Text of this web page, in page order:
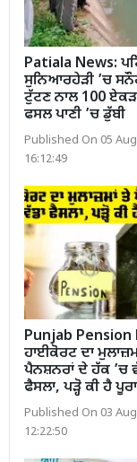
Patiala News:
ਸੁਨਿਆਰਹੇੜੀ ’ਚ
ਟੁੱਟਣ ਨਾਲ 100
ਫਸਲ ਪਾਣੀ ’ਚ ਡੁੱਬੀ
Published On 05
16:12:49
Punjab Pension
ਹਾਈਕੋਰਟ ਦਾ
ਪੈਨਸ਼ਨਰਾਂ ਦੇ ਹੱਕ ’ਚ
ਫੈਸਲਾ, ਪੜ੍ਹੋ ਕੀ ਹੈ
Published On 03
12:22:50